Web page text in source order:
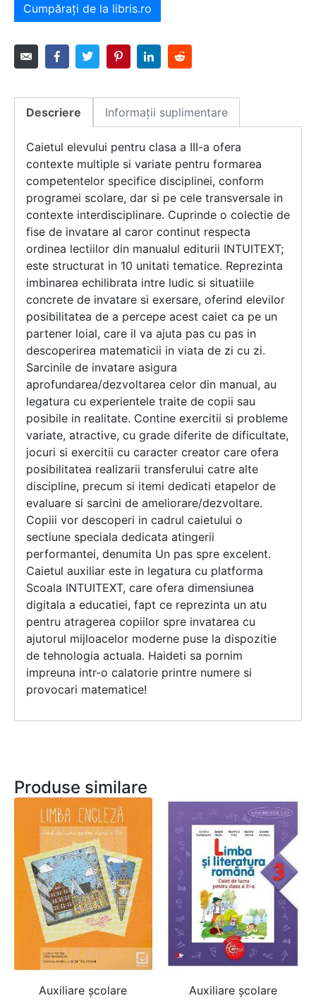
Cumpărați de la libris.ro
Descriere Informații suplimentare
Caietul elevului pentru clasa a III-a ofera
contexte multiple si variate pentru formarea
competentelor specifice disciplinei, conform
programei scolare, dar si pe cele transversale in
contexte interdisciplinare. Cuprinde o colectie de
fise de invatare al caror continut respecta
ordinea lectiilor din manualul editurii INTUITEXT;
este structurat in 10 unitati tematice. Reprezinta
imbinarea echilibrata intre ludic si situatiile
concrete de invatare si exersare, oferind elevilor
posibilitatea de a percepe acest caiet ca pe un
partener loial, care il va ajuta pas cu pas in
descoperirea matematicii in viata de zi cu zi.
Sarcinile de invatare asigura
aprofundarea/dezvoltarea celor din manual, au
legatura cu experientele traite de copii sau
posibile in realitate. Contine exercitii si probleme
variate, atractive, cu grade diferite de dificultate,
jocuri si exercitii cu caracter creator care ofera
posibilitatea realizarii transferului catre alte
discipline, precum si itemi dedicati etapelor de
evaluare si sarcini de ameliorare/dezvoltare.
Copiii vor descoperi in cadrul caietului o
sectiune speciala dedicata atingerii
performantei, denumita Un pas spre excelent.
Caietul auxiliar este in legatura cu platforma
Scoala INTUITEXT, care ofera dimensiunea
digitala a educatiei, fapt ce reprezinta un atu
pentru atragerea copiilor spre invatarea cu
ajutorul mijloacelor moderne puse la dispozitie
de tehnologia actuala. Haideti sa pornim
impreuna intr-o calatorie printre numere si
provocari matematice!
Produse similare
Auxiliare şcolare
Auxiliare şcolare